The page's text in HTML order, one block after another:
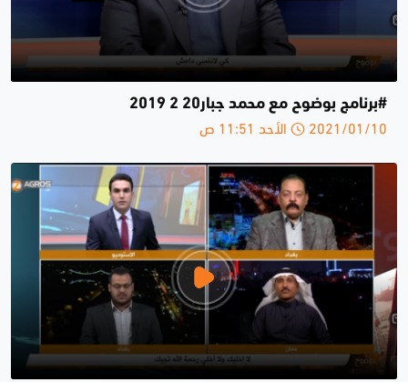
#برنامج بوضوح مع محمد جبار20 2 2019
2021/01/10 الأحد 11:51 ص